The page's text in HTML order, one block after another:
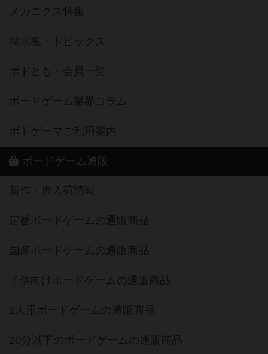
メカニクス特集
掲示板・トピックス
ボドとも・会員一覧
ボードゲーム業界コラム
ボドゲーマご利用案内
ボードゲーム通販
新作・再入荷情報
定番ボードゲームの通販商品
国産ボードゲームの通販商品
子供向けボードゲームの通販商品
2人用ボードゲームの通販商品
20分以下のボードゲームの通販商品